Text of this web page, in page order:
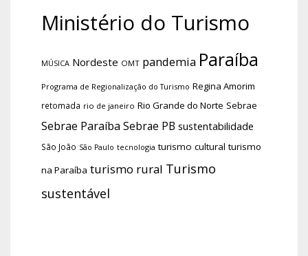
Ministério do Turismo
MÚSICA Nordeste OMT pandemia Paraíba
Programa de Regionalização do Turismo Regina Amorim
retomada rio de janeiro Rio Grande do Norte Sebrae
Sebrae Paraíba Sebrae PB sustentabilidade
São João São Paulo tecnologia turismo cultural turismo
na Paraíba turismo rural Turismo
sustentável